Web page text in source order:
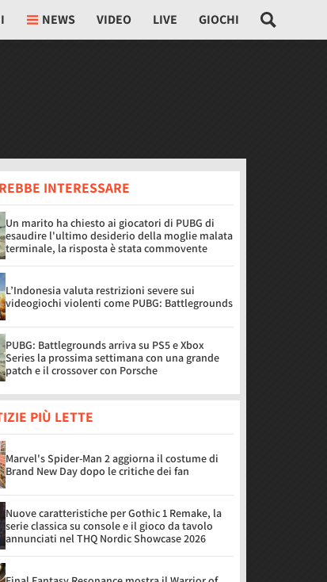
NEWS VIDEO LIVE GIOCHI
INTERESSARE
Un marito ha chiesto ai giocatori di PUBG di
esaudire l'ultimo desiderio della moglie malata
terminale, la risposta è stata commovente
L’Indonesia valuta restrizioni severe sui
videogiochi violenti come PUBG: Battlegrounds
PUBG: Battlegrounds arriva su PS5 e Xbox
Series la prossima settimana con una grande
patch e il crossover con Porsche
PIÙ LETTE
Marvel's Spider-Man 2 aggiorna il costume di
Brand New Day dopo le critiche dei fan
Nuove caratteristiche per Gothic 1 Remake, la
serie classica su console e il gioco da tavolo
annunciati nel THQ Nordic Showcase 2026